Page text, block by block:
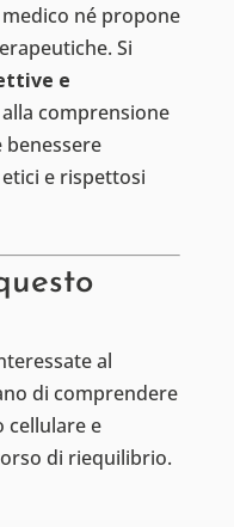
né propone
Si
e
comprensione
e rispettosi
al
di comprendere
cellulare e
di riequilibrio.